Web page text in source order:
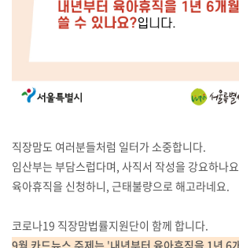
직장맘도 여러분들처럼 일터가 소중합니다.
임산부는 부담스럽다며, 사직서 작성을 강요하나
육아휴직을 신청하니, 근태불량으로 해고라네요.
코로나19 직장맘법률지원단이 함께 합니다.
9월 카드뉴스 주제는 '내년부터 육아휴직을 1년 6